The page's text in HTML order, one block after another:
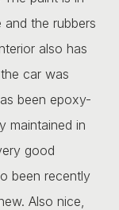
the rubbers
also has
car was
been epoxy-
maintained in
good
been recently
Also nice,